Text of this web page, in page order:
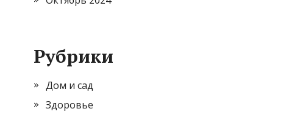
Рубрики
Дом и сад
Здоровье